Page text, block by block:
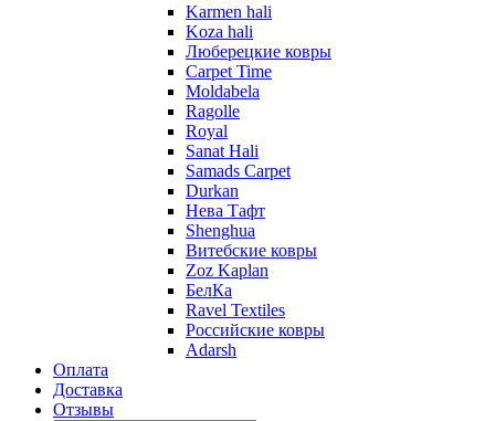
Karmen hali
Koza hali
Люберецкие ковры
Carpet Time
Moldabela
Ragolle
Royal
Sanat Hali
Samads Carpet
Durkan
Нева Тафт
Shenghua
Витебские ковры
Zoz Kaplan
БелКа
Ravel Textiles
Российские ковры
Adarsh
Оплата
Доставка
Отзывы